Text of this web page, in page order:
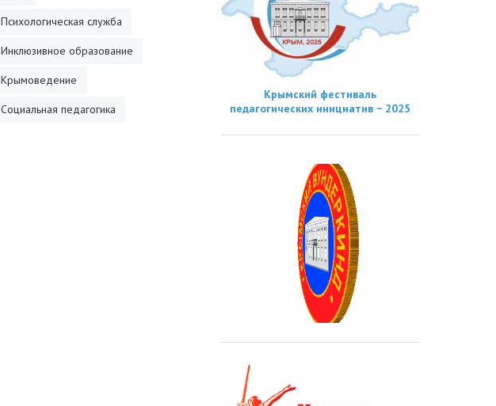
Психологическая служба
Инклюзивное образование
Крымоведение
Социальная педагогика
Крымский фестиваль
педагогических инициатив − 2025